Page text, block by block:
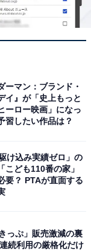
🚚🐥
演中❗️
11, 2026
中島さんは、
ーマン：ブランド・
イ』が「史上もっと
ーロー映画」になっ
習したい作品は？
け込み実績ゼロ」の
ども110番の家」
要？ PTAが直面する
っぷ」販売激減の裏
続利用の厳格化だけ